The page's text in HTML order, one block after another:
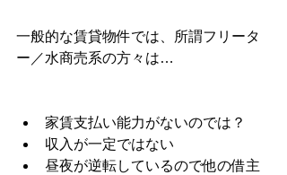
一般的な賃貸物件では、所謂フリータ
ー／水商売系の方々は…
家賃支払い能力がないのでは？
収入が一定ではない
昼夜が逆転しているので他の借主